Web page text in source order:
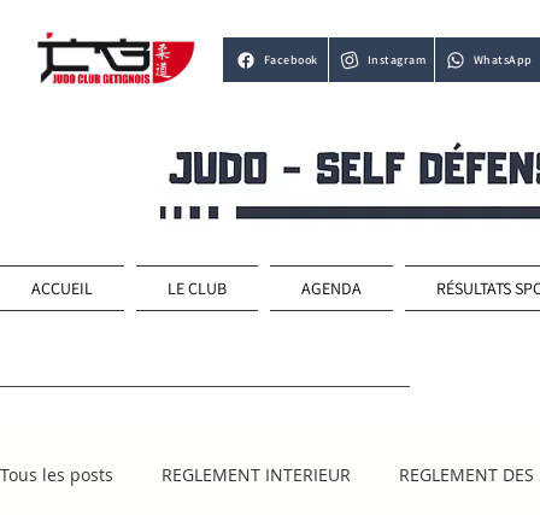
Facebook Instagram WhatsApp
ACCUEIL LE CLUB AGENDA RÉSULTATS
Tous les posts REGLEMENT INTERIEUR REGLEMENT DES